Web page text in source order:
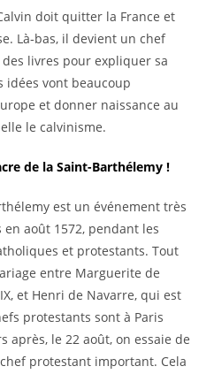
doit quitter la France et
Là‑bas, il devient un chef
livres pour expliquer sa
idées vont beaucoup
et donner naissance au
le calvinisme.
de la Saint-Barthélemy !
est un événement très
en août 1572, pendant les
et protestants. Tout
entre Marguerite de
et Henri de Navarre, qui est
protestants sont à Paris
après, le 22 août, on essaie de
protestant important. Cela